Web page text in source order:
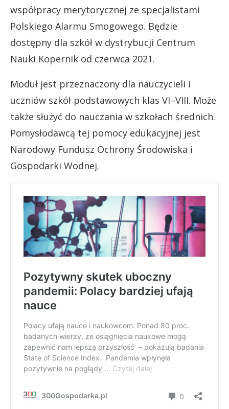
współpracy merytorycznej ze specjalistami
Polskiego Alarmu Smogowego. Będzie
dostępny dla szkół w dystrybucji Centrum
Nauki Kopernik od czerwca 2021.
Moduł jest przeznaczony dla nauczycieli i
uczniów szkół podstawowych klas VI–VIII. Może
także służyć do nauczania w szkołach średnich.
Pomysłodawcą tej pomocy edukacyjnej jest
Narodowy Fundusz Ochrony Środowiska i
Gospodarki Wodnej.